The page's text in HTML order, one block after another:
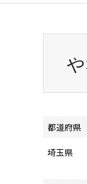
都道府県
埼玉県